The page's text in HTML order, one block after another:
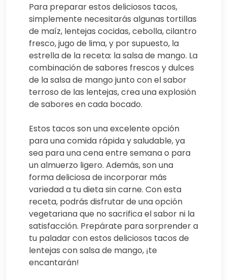
Para preparar estos deliciosos tacos,
simplemente necesitarás algunas tortillas
de maíz, lentejas cocidas, cebolla, cilantro
fresco, jugo de lima, y por supuesto, la
estrella de la receta: la salsa de mango. La
combinación de sabores frescos y dulces
de la salsa de mango junto con el sabor
terroso de las lentejas, crea una explosión
de sabores en cada bocado.
Estos tacos son una excelente opción
para una comida rápida y saludable, ya
sea para una cena entre semana o para
un almuerzo ligero. Además, son una
forma deliciosa de incorporar más
variedad a tu dieta sin carne. Con esta
receta, podrás disfrutar de una opción
vegetariana que no sacrifica el sabor ni la
satisfacción. Prepárate para sorprender a
tu paladar con estos deliciosos tacos de
lentejas con salsa de mango, ¡te
encantarán!